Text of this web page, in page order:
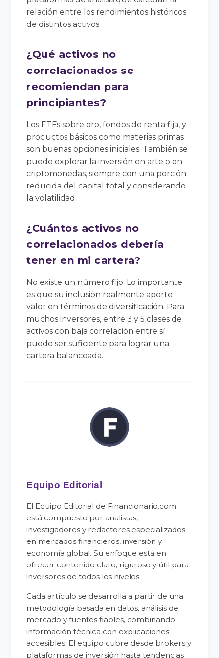
relación entre los rendimientos históricos
de distintos activos.
¿Qué activos no
correlacionados se
recomiendan para
principiantes?
Los ETFs sobre oro, fondos de renta fija, y
productos básicos como materias primas
son buenas opciones iniciales. También se
puede explorar la inversión en arte o en
criptomonedas, siempre con una porción
reducida del capital total y considerando
la volatilidad.
¿Cuántos activos no
correlacionados debería
tener en mi cartera?
No existe un número fijo. Lo importante
es que su inclusión realmente aporte
valor en términos de diversificación. Para
muchos inversores, entre 3 y 5 clases de
activos con baja correlación entre sí
puede ser suficiente para lograr una
cartera balanceada.
Equipo Editorial
El Equipo Editorial de Financionario.com
está compuesto por analistas,
investigadores y redactores especializados
en mercados financieros, inversión y
economía global. Su enfoque está en
ofrecer contenido claro, riguroso y útil para
inversores de todos los niveles.
Cada artículo se desarrolla a partir de una
metodología basada en datos, análisis de
mercado y fuentes fiables, combinando
información técnica con explicaciones
accesibles. El equipo cubre desde brokers y
plataformas de inversión hasta tendencias